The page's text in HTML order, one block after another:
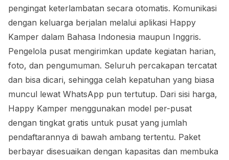
pengingat keterlambatan secara otomatis. Komunikasi
dengan keluarga berjalan melalui aplikasi Happy
Kamper dalam Bahasa Indonesia maupun Inggris.
Pengelola pusat mengirimkan update kegiatan harian,
foto, dan pengumuman. Seluruh percakapan tercatat
dan bisa dicari, sehingga celah kepatuhan yang biasa
muncul lewat WhatsApp pun tertutup. Dari sisi harga,
Happy Kamper menggunakan model per-pusat
dengan tingkat gratis untuk pusat yang jumlah
pendaftarannya di bawah ambang tertentu. Paket
berbayar disesuaikan dengan kapasitas dan membuka